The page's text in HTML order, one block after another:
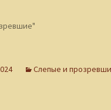
Слепые и